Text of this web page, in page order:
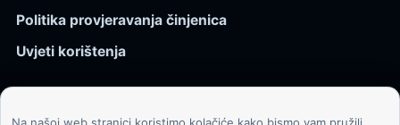
Politika provjeravanja činjenica
Uvjeti korištenja